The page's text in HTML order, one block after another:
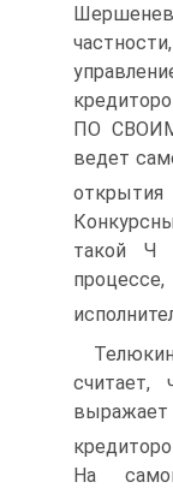
ПО СВОИМ
ведет
такой Ч
считает,
На